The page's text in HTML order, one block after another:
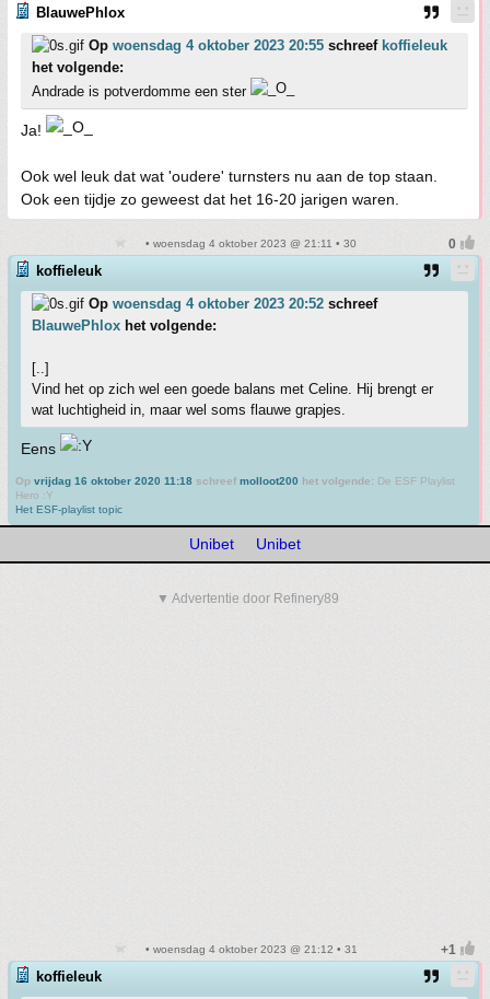
BlauwePhlox
Op woensdag 4 oktober 2023 20:55 schreef koffieleuk
het volgende:
Andrade is potverdomme een ster
Ja!
Ook wel leuk dat wat 'oudere' turnsters nu aan de top staan.
Ook een tijdje zo geweest dat het 16-20 jarigen waren.
• woensdag 4 oktober 2023 @ 21:11 • 30
koffieleuk
Op woensdag 4 oktober 2023 20:52 schreef
BlauwePhlox het volgende:
[..]
Vind het op zich wel een goede balans met Celine. Hij brengt er
wat luchtigheid in, maar wel soms flauwe grapjes.
Eens
Op vrijdag 16 oktober 2020 11:18 schreef molloot200 het volgende: De ESF Playlist
Hero :Y
Het ESF-playlist topic
Unibet Unibet
▼ Advertentie door Refinery89
• woensdag 4 oktober 2023 @ 21:12 • 31
koffieleuk